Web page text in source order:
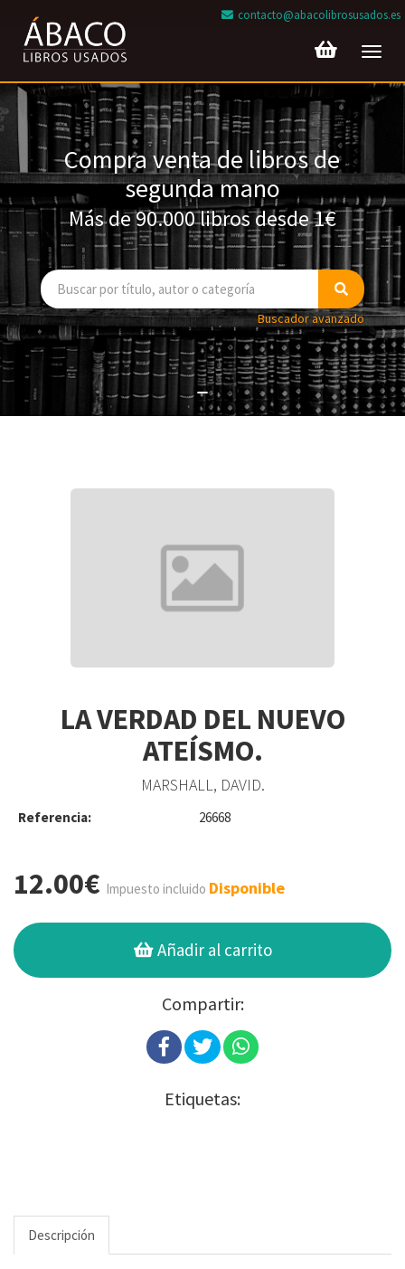
contacto@abacolibrosusados.es
Compra venta de libros de
segunda mano
Más de 90.000 libros desde 1€
Buscador avanzado
LA VERDAD DEL NUEVO
ATEÍSMO.
MARSHALL, DAVID.
Referencia: 26668
12.00€ Impuesto incluido Disponible
Añadir al carrito
Compartir:
Etiquetas:
Descripción